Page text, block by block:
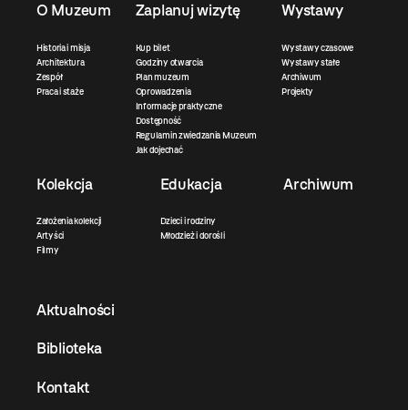
O Muzeum
Historia i misja
Architektura
Zespół
Praca i staże
Zaplanuj wizytę
Kup bilet
Godziny otwarcia
Plan muzeum
Oprowadzenia
Informacje praktyczne
Dostępność
Regulamin zwiedzania Muzeum
Jak dojechać
Wystawy
Wystawy czasowe
Wystawy stałe
Archiwum
Projekty
Kolekcja
Założenia kolekcji
Artyści
Filmy
Edukacja
Dzieci i rodziny
Młodzież i dorośli
Archiwum
Aktualności
Biblioteka
Kontakt